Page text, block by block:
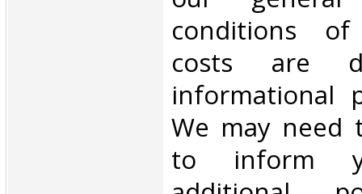
conditions of
costs are
informational
We may need
to inform